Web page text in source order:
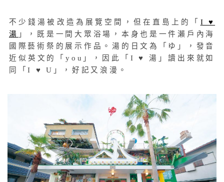
不少錢湯被改造為展覽空間，但在直島上的「 I ♥
湯 」，既是一間大眾浴場，本身也是一件瀨戶內海
國際藝術祭的展示作品。湯的日文為「ゆ」，發音
近似英文的「you」，因此「I ♥ 湯」讀出來就如
同「I ♥ U」，好記又浪漫。